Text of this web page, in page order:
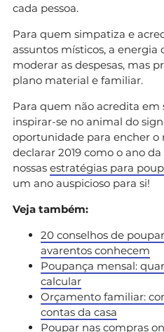
cada pessoa.
Para quem simpatiza e
assuntos místicos, a energia
moderar as despesas, mas
plano material e familiar.
Para quem não acredita em
inspirar-se no animal do
oportunidade para encher o
declarar 2019 como o ano
nossas estratégias para
um ano auspicioso para si!
Veja também:
20 conselhos de
avarentos conhecem
Poupança mensal:
calcular
Orçamento familiar:
contas da casa
Poupar nas compras